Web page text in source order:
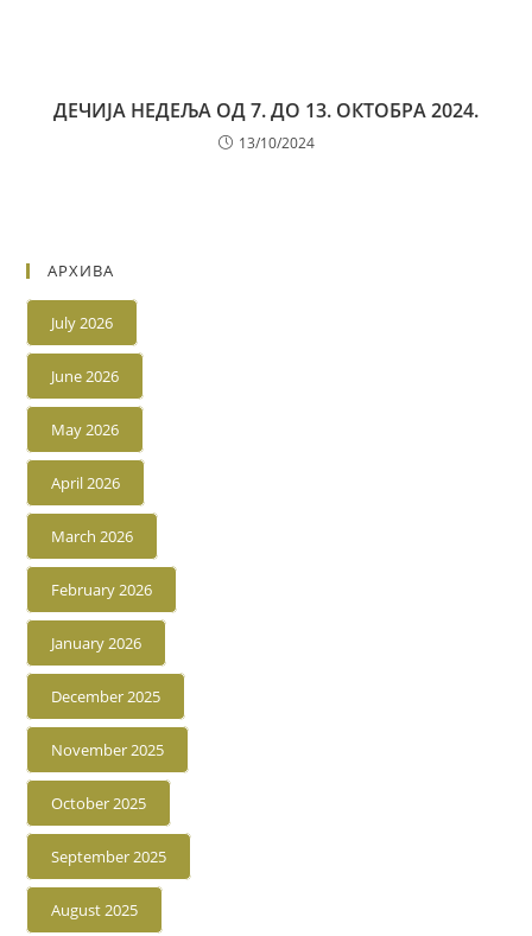
ДЕЧИЈА НЕДЕЉА ОД 7. ДО 13. ОКТОБРА 2024.
13/10/2024
АРХИВА
July 2026
June 2026
May 2026
April 2026
March 2026
February 2026
January 2026
December 2025
November 2025
October 2025
September 2025
August 2025